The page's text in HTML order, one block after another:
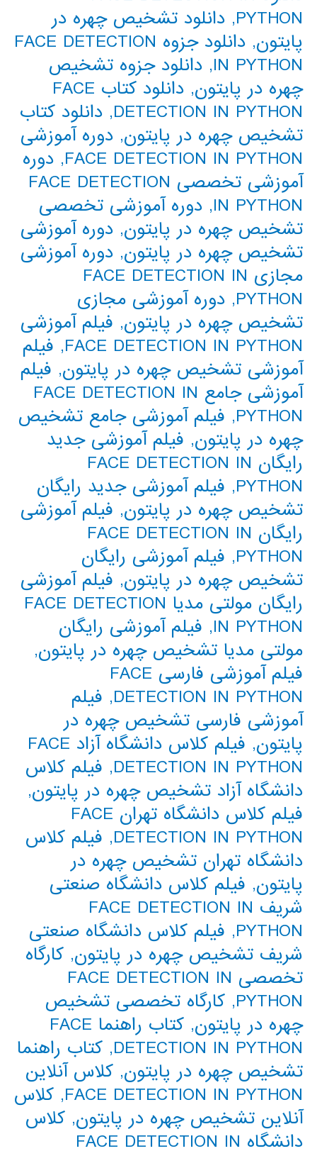
PYTHON
, دانلود تشخیص چهره در
پایتون,
دانلود جزوه FACE DETECTION
IN PYTHON
, دانلود جزوه تشخیص
چهره در پایتون,
دانلود کتاب FACE
DETECTION IN PYTHON
, دانلود کتاب
تشخیص چهره در پایتون, دوره آموزشی
FACE DETECTION IN PYTHON
, دوره
آموزشی تخصصی FACE DETECTION
IN PYTHON
, دوره آموزشی تخصصی
تشخیص چهره در پایتون, دوره آموزشی
تشخیص چهره در پایتون, دوره آموزشی
مجازی FACE DETECTION IN
PYTHON
, دوره آموزشی مجازی
تشخیص چهره در پایتون, فیلم آموزشی
FACE DETECTION IN PYTHON
, فیلم
آموزشی تشخیص چهره در پایتون, فیلم
آموزشی جامع FACE DETECTION IN
PYTHON
, فیلم آموزشی جامع تشخیص
چهره در پایتون, فیلم آموزشی جدید
رایگان FACE DETECTION IN
PYTHON
, فیلم آموزشی جدید رایگان
تشخیص چهره در پایتون, فیلم آموزشی
رایگان FACE DETECTION IN
PYTHON
, فیلم آموزشی رایگان
تشخیص چهره در پایتون, فیلم آموزشی
رایگان مولتی مدیا FACE DETECTION
IN PYTHON
, فیلم آموزشی رایگان
مولتی مدیا تشخیص چهره در پایتون,
فیلم آموزشی فارسی FACE
DETECTION IN PYTHON
, فیلم
آموزشی فارسی تشخیص چهره در
پایتون,
فیلم کلاس دانشگاه آزاد FACE
DETECTION IN PYTHON
, فیلم کلاس
دانشگاه آزاد تشخیص چهره در پایتون,
فیلم کلاس دانشگاه تهران FACE
DETECTION IN PYTHON
, فیلم کلاس
دانشگاه تهران تشخیص چهره در
پایتون, فیلم کلاس دانشگاه صنعتی
شریف FACE DETECTION IN
PYTHON
, فیلم کلاس دانشگاه صنعتی
شریف تشخیص چهره در پایتون, کارگاه
تخصصی FACE DETECTION IN
PYTHON
, کارگاه تخصصی تشخیص
چهره در پایتون,
کتاب راهنما FACE
DETECTION IN PYTHON
, کتاب راهنما
تشخیص چهره در پایتون, کلاس آنلاین
FACE DETECTION IN PYTHON
, کلاس
آنلاین تشخیص چهره در پایتون, کلاس
دانشگاه FACE DETECTION IN